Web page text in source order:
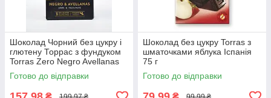
Шоколад Чорний без цукру і
глютену Торрас з фундуком
Torras Zero Negro Avellanas
150 г Іспанія
Готово до відправки
Шоколад без цукру Torras з
шматочками яблука Іспанія
75 г
Готово до відправки